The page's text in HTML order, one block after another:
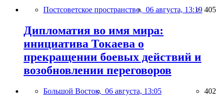
Постсоветское пространство, 06 августа, 13:19 405
Дипломатия во имя мира:
инициатива Токаева о
прекращении боевых действий и
возобновлении переговоров
Большой Восток, 06 августа, 13:05 402